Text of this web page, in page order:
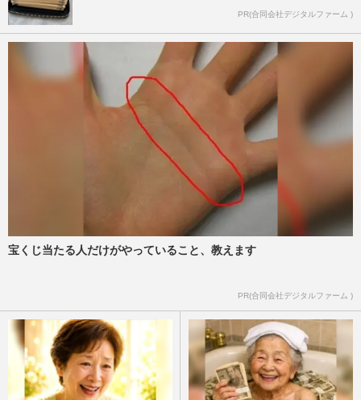
PR(合同会社デジタルファーム )
宝くじ当たる人だけがやっていること、教えます
PR(合同会社デジタルファーム )